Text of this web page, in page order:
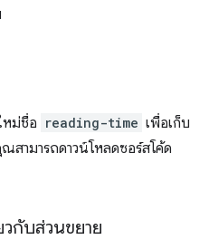
หม่ชื่อ reading-time เพื่อเก็บ
สามารถดาวน์โหลดซอร์สโค้ด
กับส่วนขยาย